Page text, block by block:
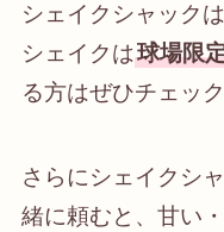
シェイクシャック
シェイクは球場限
る方はぜひチェッ
さらにシェイクシ
緒に頼むと、甘い